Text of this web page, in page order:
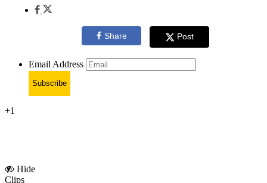
Share Post
Email Address
Subscribe
+1
Hide
Clips